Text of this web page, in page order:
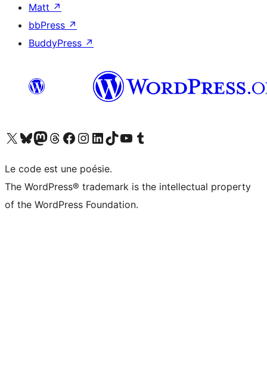
Matt ↗
bbPress ↗
BuddyPress ↗
Visitez notre compte X (précédemment Twitter)
Visiter notre compte Bluesky
Visiter notre compte Mastodon
Visiter notre compte Threads
Consulter notre compte Facebook
Consulter notre compte Instagram
Consulter notre compte LinkedIn
Visiter notre compte TokTok
Visiter notre chaîne YouTube
Visiter notre compte Tumblr
Le code est une poésie.
The WordPress® trademark is the intellectual property
of the WordPress Foundation.